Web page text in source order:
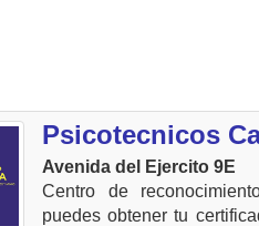
Psicotecnicos
Avenida del Ejercito 9E
Centro de
puedes obtener tu